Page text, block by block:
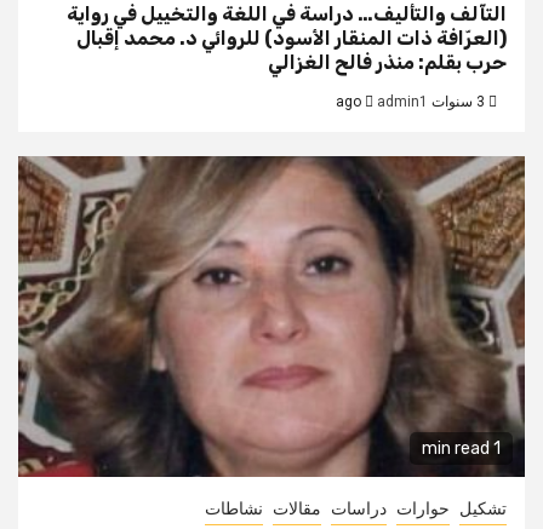
التآلف والتأليف… دراسة في اللغة والتخييل في رواية
(العرّافة ذات المنقار الأسود) للروائي د. محمد إقبال
حرب بقلم: منذر فالح الغزالي
admin1
1 min read
تشكيل حوارات دراسات مقالات نشاطات